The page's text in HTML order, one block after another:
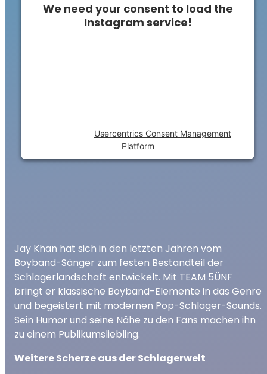
We need your consent to load the
Instagram service!
Usercentrics Consent Management
Platform
Jay Khan hat sich in den letzten Jahren vom
Boyband-Sänger zum festen Bestandteil der
Schlagerlandschaft entwickelt. Mit TEAM 5ÜNF
bringt er klassische Boyband-Elemente in das Genre
und begeistert mit modernen Pop-Schlager-Sounds.
Sein Humor und seine Nähe zu den Fans machen ihn
zu einem Publikumsliebling.
Weitere Scherze aus der Schlagerwelt